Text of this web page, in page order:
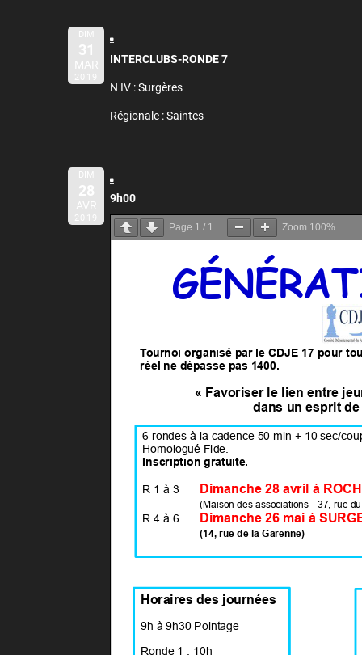
DIM
31
MAR
2019
INTERCLUBS-RONDE 7
N IV : Surgères
Régionale : Saintes
DIM
28
AVR
2019
9h00
Page 1 / 1 Zoom 100%